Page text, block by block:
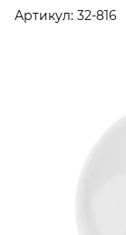
Артикул: 32-816